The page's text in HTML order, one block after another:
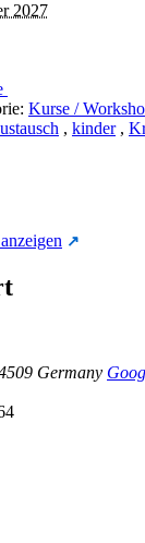
2027
Kurse /
, kinder ,
Germany